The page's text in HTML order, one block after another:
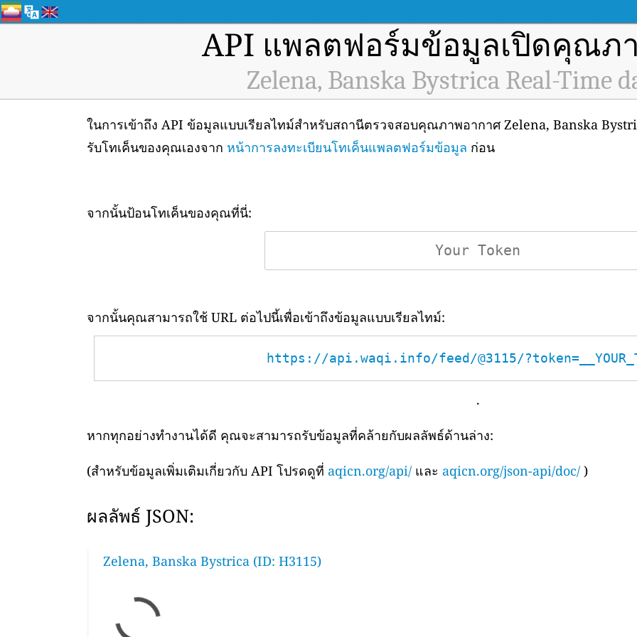
API แพลตฟอร์มข้อมูลเปิดคุณภ
Zelena, Banska Bystrica Real-Time
ในการเข้าถึง API ข้อมูลแบบเรียลไทม์สำหรับสถานีตรวจสอบคุณภาพอากาศ Zelena, Banska
รับโทเค็นของคุณเองจาก หน้าการลงทะเบียนโทเค็นแพลตฟอร์มข้อมูล ก่อน
จากนั้นป้อนโทเค็นของคุณที่นี่:
จากนั้นคุณสามารถใช้ URL ต่อไปนี้เพื่อเข้าถึงข้อมูลแบบเรียลไทม์:
https://api.waqi.info/feed/@3115/
.
หากทุกอย่างทำงานได้ดี คุณจะสามารถรับข้อมูลที่คล้ายกับผลลัพธ์ด้านล่าง:
(สำหรับข้อมูลเพิ่มเติมเกี่ยวกับ API โปรดดูที่ aqicn.org/api/ และ aqicn.org/json-api/doc/ )
ผลลัพธ์ JSON:
Zelena, Banska Bystrica (ID: H3115)